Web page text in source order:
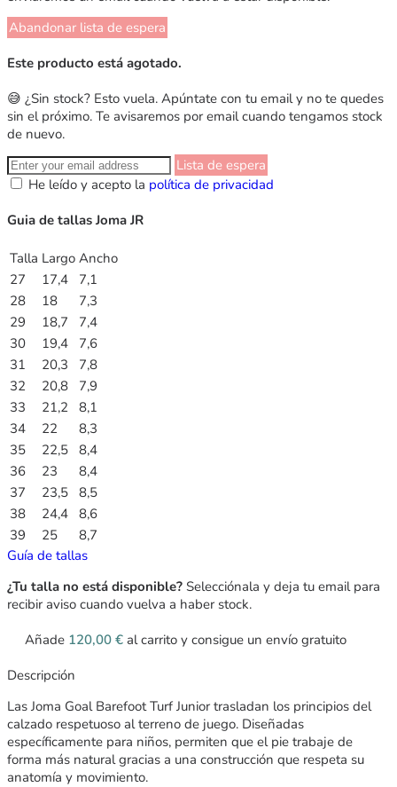
Abandonar lista de espera
Este producto está agotado.
😅 ¿Sin stock? Esto vuela. Apúntate con tu email y no te quedes
sin el próximo. Te avisaremos por email cuando tengamos stock
de nuevo.
Lista de espera
He leído y acepto la política de privacidad
Guia de tallas Joma JR
Talla Largo Ancho
27
17,4
7,1
28
18
7,3
29
18,7
7,4
30
19,4
7,6
31
20,3
7,8
32
20,8
7,9
33
21,2
8,1
34
22
8,3
35
22,5 8,4
36
23
8,4
37
23,5 8,5
38
24,4 8,6
39
25
8,7
Guía de tallas
¿Tu talla no está disponible? Selecciónala y deja tu email para
recibir aviso cuando vuelva a haber stock.
Añade 120,00 € al carrito y consigue un envío gratuito
Descripción
Las Joma Goal Barefoot Turf Junior trasladan los principios del
calzado respetuoso al terreno de juego. Diseñadas
específicamente para niños, permiten que el pie trabaje de
forma más natural gracias a una construcción que respeta su
anatomía y movimiento.